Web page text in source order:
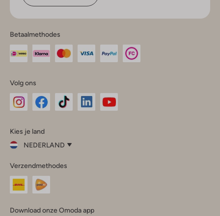
Betaalmethodes
Volg ons
InstagramFacebook
Kies je land
NEDERLAND
je
land
Nederland
Verzendmethodes
Download onze Omoda app